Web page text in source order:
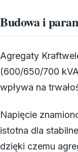
Budowa i
Agregaty
(600/650/700
wpływa na
Napięcie
istotna dla
dzięki czemu